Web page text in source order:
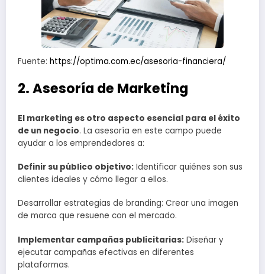
Fuente: https://optima.com.ec/asesoria-financiera/
2. Asesoría de Marketing
El marketing es otro aspecto esencial para el éxito
de un negocio. La asesoría en este campo puede
ayudar a los emprendedores a:
Definir su público objetivo: Identificar quiénes son sus
clientes ideales y cómo llegar a ellos.
Desarrollar estrategias de branding: Crear una imagen
de marca que resuene con el mercado.
Implementar campañas publicitarias: Diseñar y
ejecutar campañas efectivas en diferentes
plataformas.